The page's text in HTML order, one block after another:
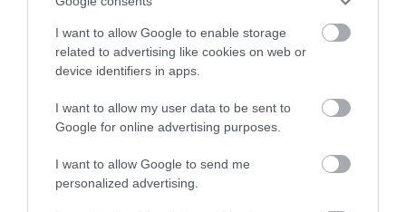
I want to allow Google to enable storage
related to advertising like cookies on web or
device identifiers in apps.
I want to allow my user data to be sent to
Google for online advertising purposes.
I want to allow Google to send me
personalized advertising.
Bartane Marika
2018. December 23.
2018.karácsonyakor
de minden ételük nagyon
finom.A Soproni kékfrankos
ITT a kedvencem.Sopronban
jártunkkor mindig itt